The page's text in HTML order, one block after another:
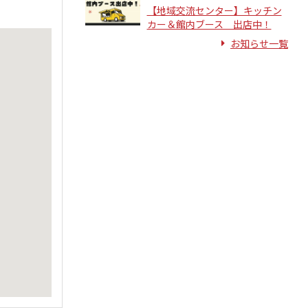
【地域交流センター】キッチン
カー＆館内ブース 出店中！
お知らせ一覧